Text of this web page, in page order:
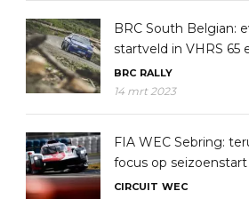
BRC South Belgian:
startveld in VHRS 65
BRC RALLY
14 mrt 2023
FIA WEC Sebring:
focus op seizoenstart
CIRCUIT WEC